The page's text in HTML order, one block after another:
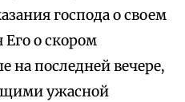
господа о своем
Его о скором
на последней вечере,
ужасной